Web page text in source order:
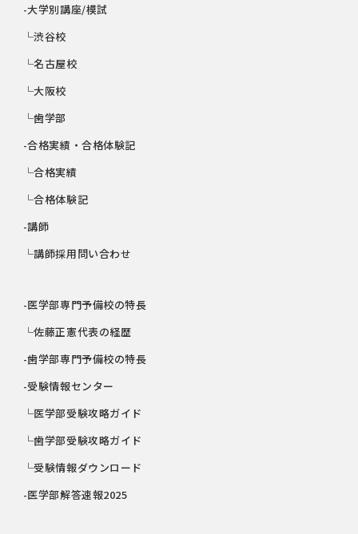
-大学別講座/模試
└渋谷校
└名古屋校
└大阪校
└歯学部
-合格実績・合格体験記
└合格実績
└合格体験記
-講師
└講師採用問い合わせ
-医学部専門予備校の特長
└佐藤正憲代表の経歴
-歯学部専門予備校の特長
-受験情報センター
└医学部受験攻略ガイド
└歯学部受験攻略ガイド
└受験情報ダウンロード
-医学部解答速報2025